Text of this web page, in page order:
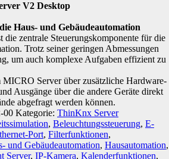
V2 Desktop
Haus- und Gebäudeautomation
zentrale Steuerungskomponente für die
Trotz seiner geringen Abmessungen
um auch komplexe Aufgaben effizient zu
MICRO Server über zusätzliche Hardware-
Ausgänge über die andere Geräte direkt
abgefragt werden können.
00 Kategorie: ThinKnx Server
, Beleuchtungssteuerung, E-
Port, Filterfunktionen,
und Gebäudeautomation, Hausautomation,
Server, IP-Kamera, Kalenderfunktionen,